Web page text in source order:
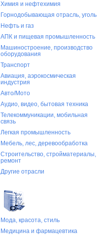
Химия и нефтехимия
Горнодобывающая отрасль, уголь
Нефть и газ
АПК и пищевая промышленность
Машиностроение, производство
оборудования
Транспорт
Авиация, аэрокосмическая
индустрия
Авто/Мото
Аудио, видео, бытовая техника
Телекоммуникации, мобильная
связь
Легкая промышленность
Мебель, лес, деревообработка
Строительство, стройматериалы,
ремонт
Другие отрасли
Мода, красота, стиль
Медицина и фармацевтика